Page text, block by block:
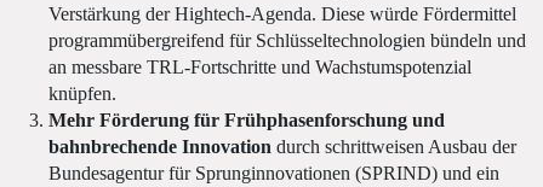
Verstärkung der Hightech-Agenda. Diese würde Fördermittel
programmübergreifend für Schlüsseltechnologien bündeln und
an messbare TRL-Fortschritte und Wachstumspotenzial
knüpfen.
Mehr Förderung für Frühphasenforschung und
bahnbrechende Innovation durch schrittweisen Ausbau der
Bundesagentur für Sprunginnovationen (SPRIND) und ein